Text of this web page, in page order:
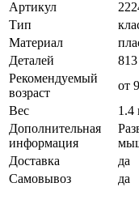
Артикул
Тип
Материал
Деталей
813
Рекомендуемый
возраст
от
Вес
1.4
Дополнительная
информация
Доставка
да
Самовывоз
да